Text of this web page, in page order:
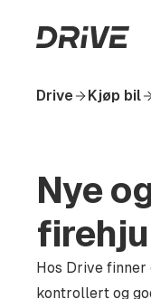
hovedinnhold
Startside
Drive Kjøp bil
Nye
Hos Drive
kontrollert og